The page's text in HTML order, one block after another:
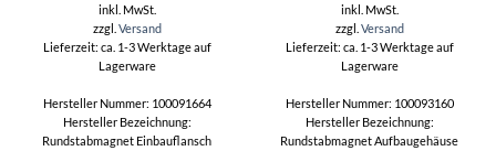
inkl. MwSt.
zzgl. Versand
Lieferzeit: ca. 1-3 Werktage auf
Lagerware
Hersteller Nummer: 100091664
Hersteller Bezeichnung:
Rundstabmagnet Einbauflansch
inkl. MwSt.
zzgl. Versand
Lieferzeit: ca. 1-3 Werktage auf
Lagerware
Hersteller Nummer: 100093160
Hersteller Bezeichnung:
Rundstabmagnet Aufbaugehäuse